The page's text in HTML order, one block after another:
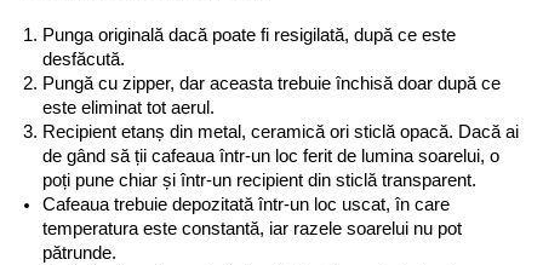
Punga originală dacă poate fi resigilată, după ce este
desfăcută.
Pungă cu zipper, dar aceasta trebuie închisă doar după ce
este eliminat tot aerul.
Recipient etanș din metal, ceramică ori sticlă opacă. Dacă ai
de gând să ții cafeaua într-un loc ferit de lumina soarelui, o
poți pune chiar și într-un recipient din sticlă transparent.
Cafeaua trebuie depozitată într-un loc uscat, în care
temperatura este constantă, iar razele soarelui nu pot
pătrunde.